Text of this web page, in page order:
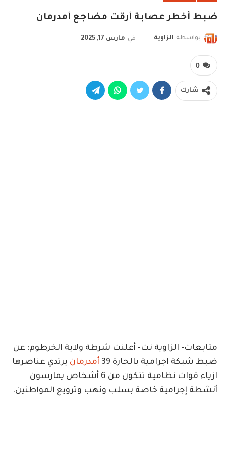
ضبط أخطر عصابة أرقت مضاجع أمدرمان
بواسطة الزاوية في مارس 17, 2025
0
شارك
متابعات- الزاوية نت- أعلنت شرطة ولاية الخرطوم؛ عن
ضبط شبكة اجرامية بالحارة 39
أمدرمان يرتدي عناصرها
ازياء قوات نظامية تتكون من 6 أشخاص يمارسون
أنشطة إجرامية خاصة بسلب ونهب وترويع المواطنين.